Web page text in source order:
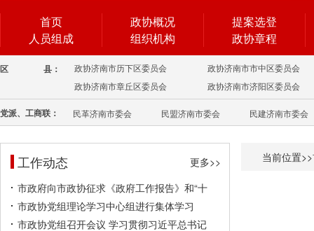
首页
人员组成
政协概况
组织机构
提案选登
政协章程
区 县： 政协济南市历下区委员会
政协济南市市中区委员会
政协济南市章丘区委员会
政协济南市济阳区委员会
党派、工商联： 民革济南市委会 民盟济南市委会 民建济南市委会
工作动态
更多>>
市政府向市政协征求《政府工作报告》和“十
市政协党组理论学习中心组进行集体学习
市政协党组召开会议 学习贯彻习近平总书记
当前位置>>